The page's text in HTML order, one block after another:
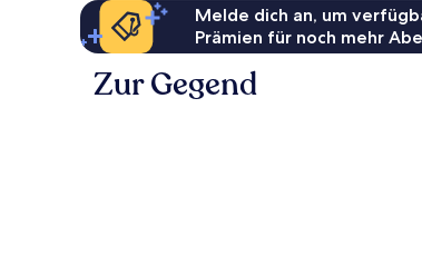
Melde dich an, um
Prämien für noch mehr
Zur Gegend